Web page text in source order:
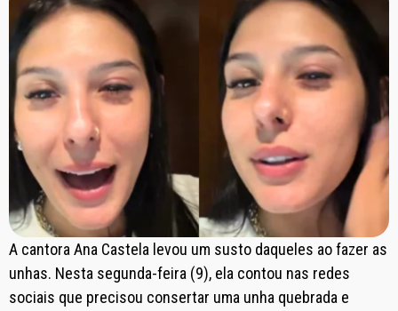
A cantora Ana Castela levou um susto daqueles ao fazer as
unhas. Nesta segunda-feira (9), ela contou nas redes
sociais que precisou consertar uma unha quebrada e